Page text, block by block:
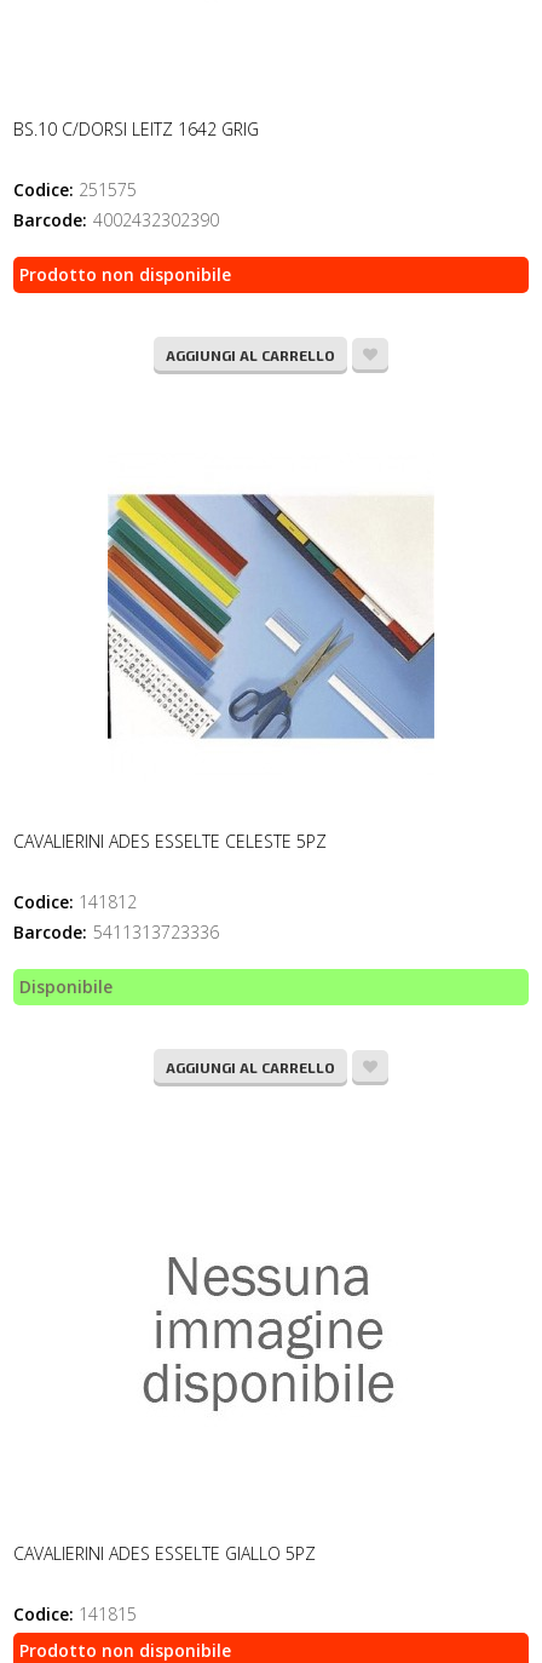
BS.10 C/DORSI LEITZ 1642 GRIG
Codice: 251575
Barcode: 4002432302390
Prodotto non disponibile
AGGIUNGI AL CARRELLO
CAVALIERINI ADES ESSELTE CELESTE 5PZ
Codice: 141812
Barcode: 5411313723336
Disponibile
AGGIUNGI AL CARRELLO
CAVALIERINI ADES ESSELTE GIALLO 5PZ
Codice: 141815
Prodotto non disponibile